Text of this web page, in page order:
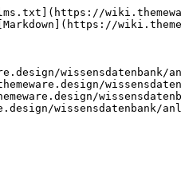
wissensdatenbank/